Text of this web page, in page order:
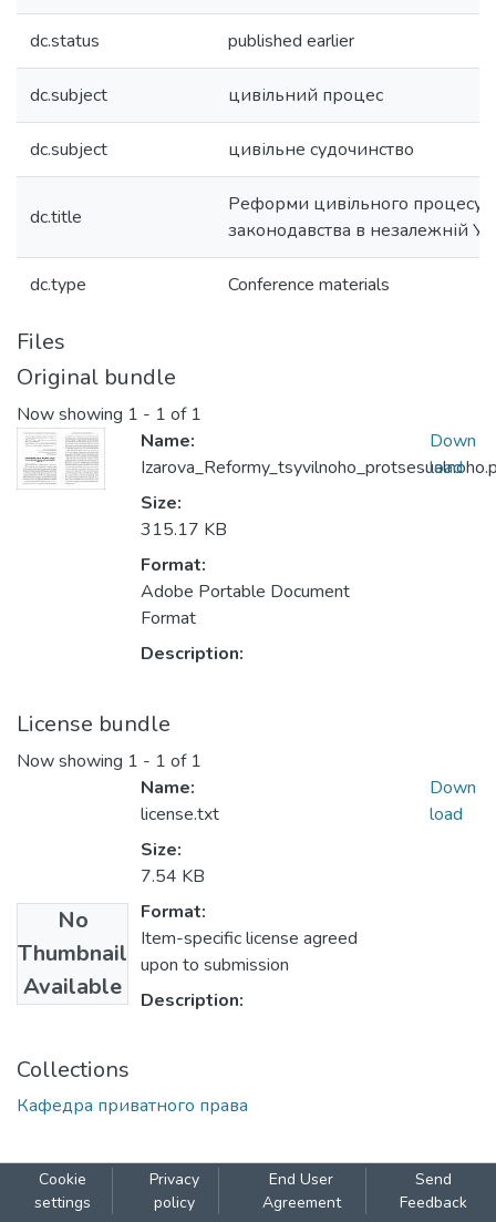
dc.status published earlier
dc.subject цивільний процес
dc.subject цивільне судочинство
dc.title
Реформи цивільного
законодавства в незалежній
dc.type Conference materials
Files
Original bundle
Now showing 1 - 1 of 1
Name:
Size:
315.17 KB
Format:
Adobe Portable Document
Format
Description:
Down
load
License bundle
Now showing 1 - 1 of 1
No
Thumbnail
Available
Name:
license.txt
Size:
7.54 KB
Format:
Item-specific license agreed
upon to submission
Description:
Down
load
Collections
Кафедра приватного права
Cookie
settings
Privacy
policy
End User
Agreement
Send
Feedback